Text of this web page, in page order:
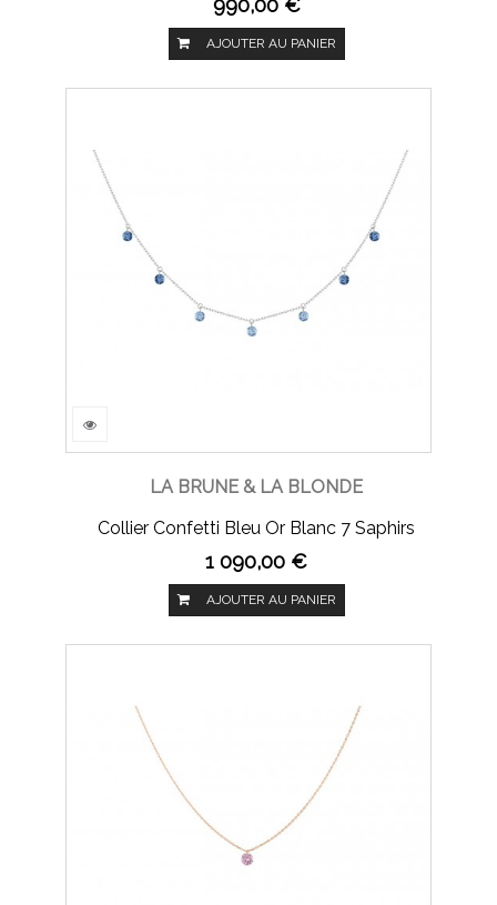
990,00 €
AJOUTER AU PANIER
LA BRUNE & LA BLONDE
Collier Confetti Bleu Or Blanc 7 Saphirs
1 090,00 €
AJOUTER AU PANIER